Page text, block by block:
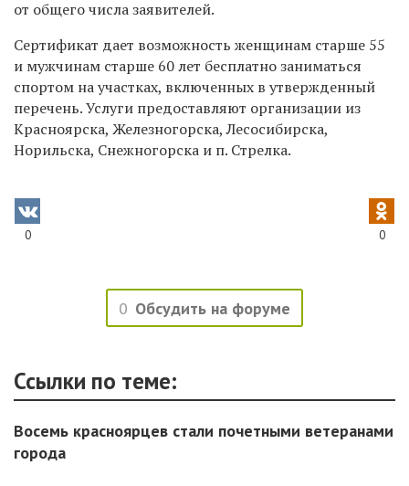
от общего числа заявителей.
Сертификат дает возможность женщинам старше 55
и мужчинам старше 60 лет бесплатно заниматься
спортом на участках, включенных в утвержденный
перечень. Услуги предоставляют организации из
Красноярска, Железногорска, Лесосибирска,
Норильска, Снежногорска и п. Стрелка.
0 0
0 Обсудить на форуме
Ссылки по теме:
Восемь красноярцев стали почетными ветеранами
города